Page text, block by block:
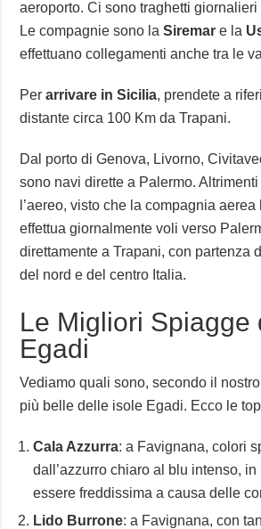
aeroporto. Ci sono traghetti
Le compagnie sono laSiremar e la
effettuano collegamenti anche tra le
Perarrivare in Sicilia, prendete a
distante circa 100 Km da Trapani.
Dal porto di Genova, Livorno,
sono navi dirette a Palermo.
l’aereo, visto che la compagnia aerea
effettua giornalmente voli verso
direttamente a Trapani, con partenza
del nord e del centro Italia.
Le Migliori Spiagge
Egadi
Vediamo quali sono, secondo il
più belle delle isole Egadi. Ecco le
Cala Azzurra: a Favignana, colori
dall’azzurro chiaro al blu intenso, in
essere freddissima a causa delle
Lido Burrone: a Favignana, con